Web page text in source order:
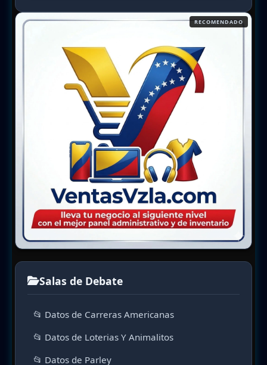
RECOMENDADO
Salas de Debate
📂 Datos de Carreras Americanas
📂 Datos de Loterias Y Animalitos
📂 Datos de Parley